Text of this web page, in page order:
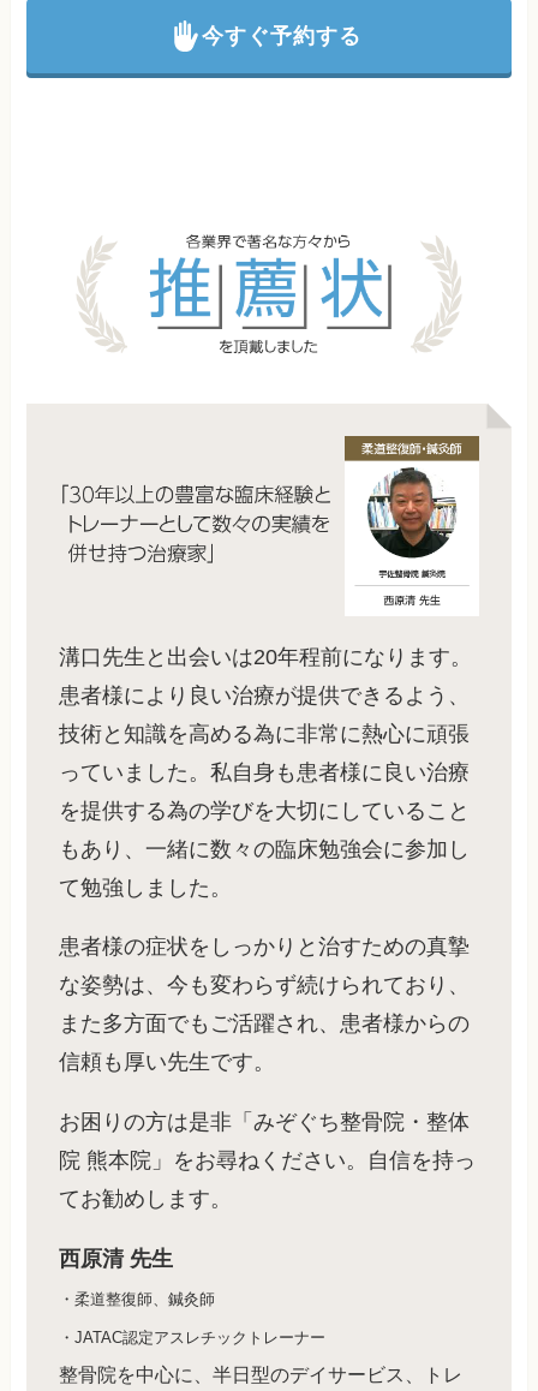
今すぐ予約する
溝口先生と出会いは20年程前になります。
患者様により良い治療が提供できるよう、
技術と知識を高める為に非常に熱心に頑張
っていました。私自身も患者様に良い治療
を提供する為の学びを大切にしていること
もあり、一緒に数々の臨床勉強会に参加し
て勉強しました。
患者様の症状をしっかりと治すための真摯
な姿勢は、今も変わらず続けられており、
また多方面でもご活躍され、患者様からの
信頼も厚い先生です。
お困りの方は是非「みぞぐち整骨院・整体
院 熊本院」をお尋ねください。自信を持っ
てお勧めします。
西原清 先生
・柔道整復師、鍼灸師
・JATAC認定アスレチックトレーナー
整骨院を中心に、半日型のデイサービス、トレ